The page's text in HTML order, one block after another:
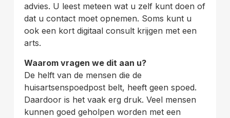
advies. U leest meteen wat u zelf kunt doen of
dat u contact moet opnemen. Soms kunt u
ook een kort digitaal consult krijgen met een
arts.
Waarom vragen we dit aan u?
De helft van de mensen die de
huisartsenspoedpost belt, heeft geen spoed.
Daardoor is het vaak erg druk. Veel mensen
kunnen goed geholpen worden met een